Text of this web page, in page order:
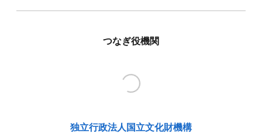
つなぎ役機関
独立行政法人国立文化財機構